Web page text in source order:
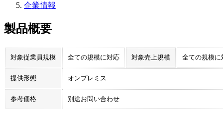
企業情報
製品概要
対象従業員規模 全ての規模に対応 対象売上規模 全ての規模に
提供形態 オンプレミス
参考価格 別途お問い合わせ